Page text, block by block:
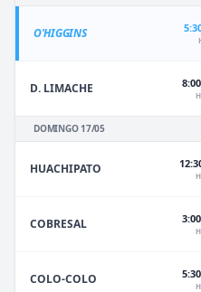
O'HIGGINS
D. LIMACHE
DOMINGO 17/05
HUACHIPATO
COBRESAL
COLO-COLO